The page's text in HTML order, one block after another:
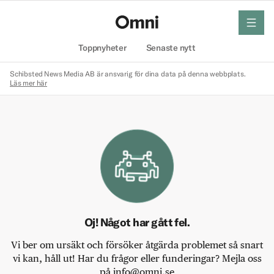
Toppnyheter Senaste nytt
meny
Schibsted News Media AB är ansvarig för dina data på denna webbplats.
Läs mer här
Oj! Något har gått fel.
Vi ber om ursäkt och försöker åtgärda problemet så snart
vi kan, håll ut! Har du frågor eller funderingar? Mejla oss